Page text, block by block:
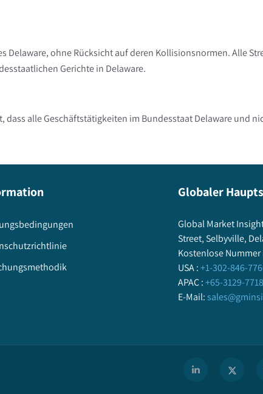
ohne Rücksicht auf deren Kollisionsnormen. Alle
Gerichte in Delaware.
alle Geschäftstätigkeiten im Bundesstaat Delaware und
Globaler
Global Market
Street, Selbyville,
Kostenlose Nummer
USA :+1-302-846-
APAC :+65-3129-7718
E-Mail: